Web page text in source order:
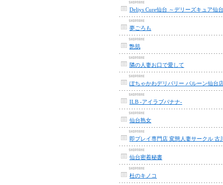
Deliys Cure仙台 ～デリーズキュア仙
夢ごろも
艶肌
隣の人妻お口で愛して
ぽちゃかわデリバリー バルーン仙台
ILB -アイラブバナナ-
仙台熟女
即プレイ専門店 変態人妻サークル 古
仙台密着秘書
杜のキノコ